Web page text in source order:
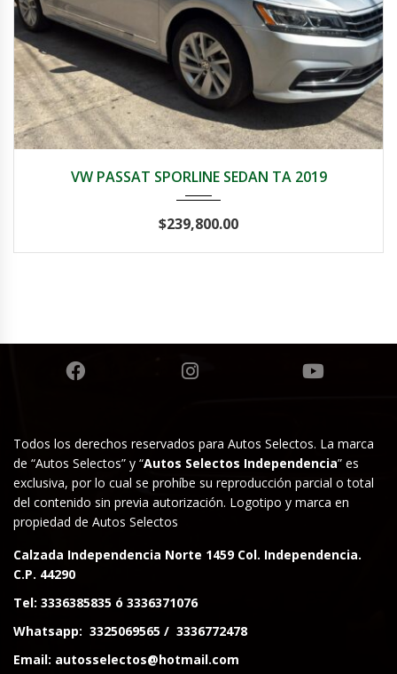
VW PASSAT SPORLINE SEDAN TA 2019
$239,800.00
Todos los derechos reservados para Autos Selectos. La marca
de “Autos Selectos” y “Autos Selectos Independencia” es
exclusiva, por lo cual se prohíbe su reproducción parcial o total
del contenido sin previa autorización. Logotipo y marca en
propiedad de Autos Selectos
Calzada Independencia Norte 1459 Col. Independencia.
C.P. 44290
Tel: 3336385835 ó 3336371076
Whatsapp: 3325069565 / 3336772478
Email: autosselectos@hotmail.com